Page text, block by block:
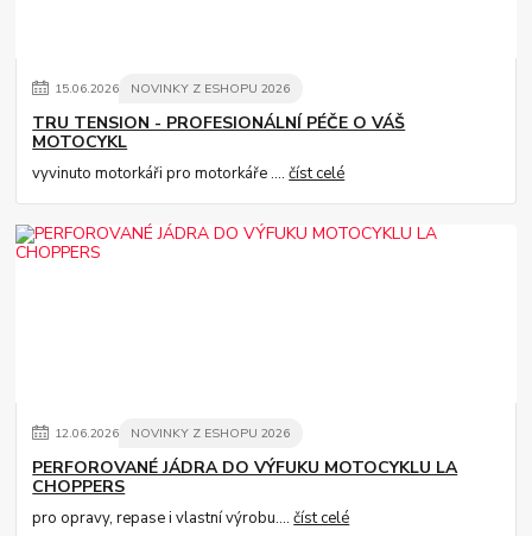
15.06.2026 NOVINKY Z ESHOPU 2026
TRU TENSION - PROFESIONÁLNÍ PÉČE O VÁŠ
MOTOCYKL
vyvinuto motorkáři pro motorkáře ....číst celé
12.06.2026 NOVINKY Z ESHOPU 2026
PERFOROVANÉ JÁDRA DO VÝFUKU MOTOCYKLU LA
CHOPPERS
pro opravy, repase i vlastní výrobu....číst celé